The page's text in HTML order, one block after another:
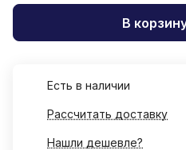
В
Есть в наличии
Рассчитать доставку
Нашли дешевле?